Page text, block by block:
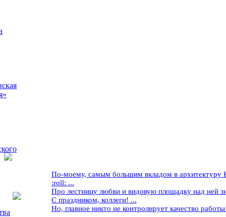
По-моему, самым большим вкладом в архитектуру
:roll: ...
Про лестницу любви и видовую площадку над ней
С праздником, коллеги! ...
Но, главное никто не контролирует качество